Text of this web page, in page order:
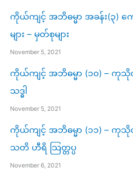
ကိုယ်ကျင့် အဘိဓမ္မာ အခန်း(၃)
များ – မှတ်စုများ
November 5, 2021
ကိုယ်ကျင့် အဘိဓမ္မာ (၁၀) – ကု
သဒ္ဓါ
November 5, 2021
ကိုယ်ကျင့် အဘိဓမ္မာ (၁၁) – ကု
သတိ ဟီရိ သြတ္တပ္ပ
November 6, 2021